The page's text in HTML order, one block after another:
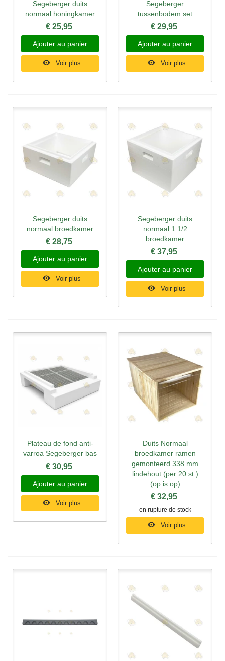
Segeberger duits
normaal honingkamer
€ 25,95
Ajouter au panier
Voir plus
Segeberger
tussenbodem set
€ 29,95
Ajouter au panier
Voir plus
Segeberger duits
normaal broedkamer
€ 28,75
Ajouter au panier
Voir plus
Segeberger duits
normaal 1 1/2
broedkamer
€ 37,95
Ajouter au panier
Voir plus
Plateau de fond anti-
varroa Segeberger bas
€ 30,95
Ajouter au panier
Voir plus
Duits Normaal
broedkamer ramen
gemonteerd 338 mm
lindehout (per 20 st.)
(op is op)
€ 32,95
en rupture de stock
Voir plus